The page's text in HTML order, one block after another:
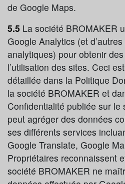
de Google Maps.
5.5 La société BROMAKER
Google Analytics (et
analytiques) pour obtenir
l’utilisation des sites. Ceci
détaillée dans la Politique
la société BROMAKER et
Confidentialité publiée sur le
peut agréger des données
ses différents services
Google Translate, Google
Propriétaires reconnaissent
société BROMAKER ne